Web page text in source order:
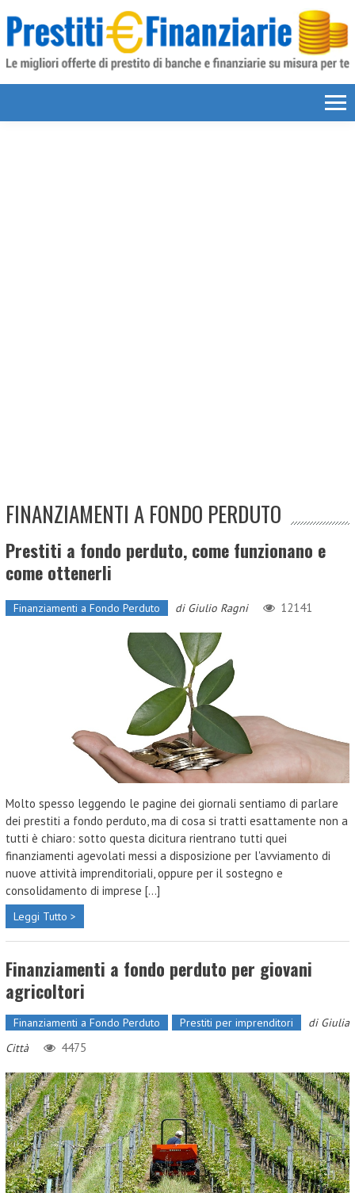
FINANZIAMENTI A FONDO PERDUTO
Prestiti a fondo perduto, come funzionano e
come ottenerli
Finanziamenti a Fondo Perduto di Giulio Ragni 12141
Molto spesso leggendo le pagine dei giornali sentiamo di parlare
dei prestiti a fondo perduto, ma di cosa si tratti esattamente non a
tutti è chiaro: sotto questa dicitura rientrano tutti quei
finanziamenti agevolati messi a disposizione per l'avviamento di
nuove attività imprenditoriali, oppure per il sostegno e
consolidamento di imprese [...]
Leggi Tutto >
Finanziamenti a fondo perduto per giovani
agricoltori
Finanziamenti a Fondo Perduto Prestiti per imprenditori di Giulia
Città
4475